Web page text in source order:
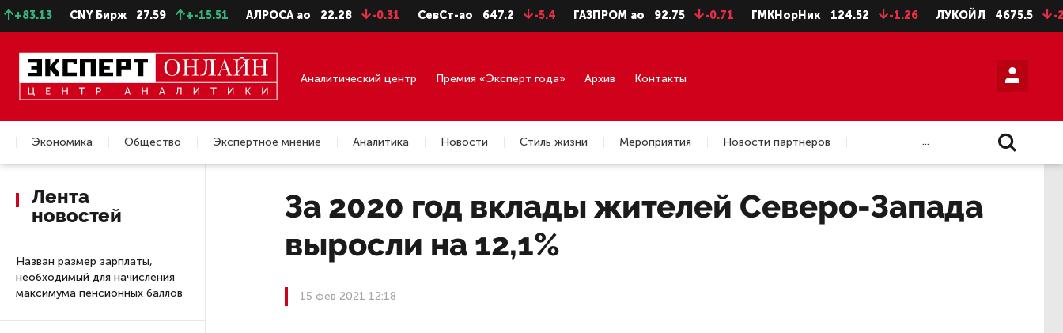
CNY Бирж 27.59 +-15.51 АЛРОСА ао 22.28 -0.31 СевСт-ао 647.2 -5.4 ГАЗПРОМ ао 92.75 -0.71 ГМКНорНик 124.52 -1.26 ЛУКОЙЛ 4675.5 -28.5
Аналитический центр Премия «Эксперт года» Архив Контакты
Экономика Общество Экспертное мнение Аналитика Новости Стиль жизни Мероприятия
Новости партнеров
Недвижимость
...
Лента
новостей
Назван размер зарплаты,
необходимый для начисления
максимума пенсионных баллов
За 2020 год вклады жителей Северо-Запада
выросли на 12,1%
15 фев 2021 12:18